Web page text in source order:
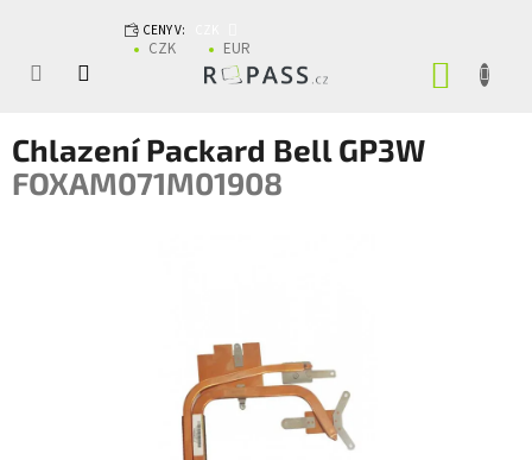
CENY V:
CZK EUR
Chlazení Packard Bell GP3W
FOXAM071M01908